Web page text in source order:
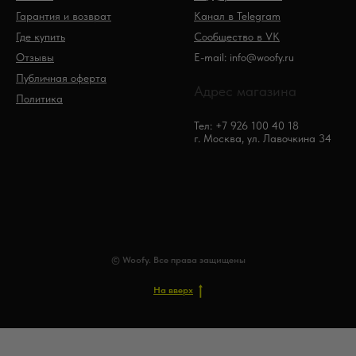
Гарантия и возврат
Где купить
Отзывы
Публичная оферта
Политика
Канал в Telegram
Сообщество в VK
E-mail: info@woofy.ru
Адрес магазина
Тел: +7 926 100 40 18
г. Москва, ул. Лавочкина 34
© Woofy. Все права защищены
На вверх